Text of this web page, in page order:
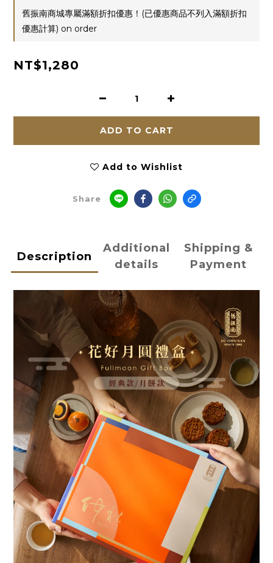
舊振南商城專屬滿額折扣優惠！(已優惠商品不列入滿額折扣
優惠計算) on order
NT$1,280
ADD TO CART
Add to Wishlist
Share
Description
Additional
details
Shipping &
Payment